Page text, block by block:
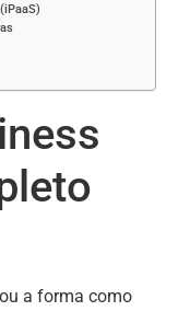
a forma como